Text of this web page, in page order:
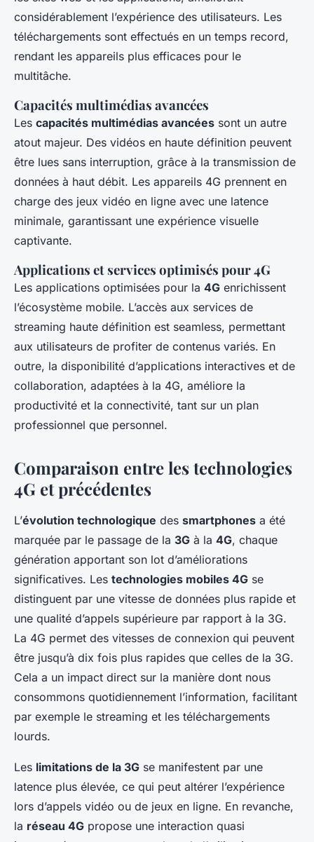
considérablement l’expérience des utilisateurs. Les
téléchargements sont effectués en un temps record,
rendant les appareils plus efficaces pour le
multitâche.
Capacités multimédias avancées
Les capacités multimédias avancées sont un autre
atout majeur. Des vidéos en haute définition peuvent
être lues sans interruption, grâce à la transmission de
données à haut débit. Les appareils 4G prennent en
charge des jeux vidéo en ligne avec une latence
minimale, garantissant une expérience visuelle
captivante.
Applications et services optimisés pour 4G
Les applications optimisées pour la 4G enrichissent
l’écosystème mobile. L’accès aux services de
streaming haute définition est seamless, permettant
aux utilisateurs de profiter de contenus variés. En
outre, la disponibilité d’applications interactives et de
collaboration, adaptées à la 4G, améliore la
productivité et la connectivité, tant sur un plan
professionnel que personnel.
Comparaison entre les technologies
4G et précédentes
L’évolution technologique des smartphones a été
marquée par le passage de la 3G à la 4G, chaque
génération apportant son lot d’améliorations
significatives. Les technologies mobiles 4G se
distinguent par une vitesse de données plus rapide et
une qualité d’appels supérieure par rapport à la 3G.
La 4G permet des vitesses de connexion qui peuvent
être jusqu’à dix fois plus rapides que celles de la 3G.
Cela a un impact direct sur la manière dont nous
consommons quotidiennement l’information, facilitant
par exemple le streaming et les téléchargements
lourds.
Les limitations de la 3G se manifestent par une
latence plus élevée, ce qui peut altérer l’expérience
lors d’appels vidéo ou de jeux en ligne. En revanche,
la réseau 4G propose une interaction quasi